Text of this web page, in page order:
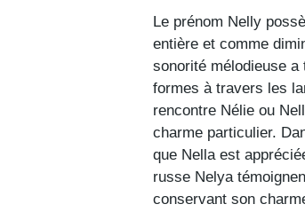
Le prénom Nelly
entière et comme
sonorité mélodieuse
formes à travers les
rencontre Nélie ou
charme particulier.
que Nella est
russe Nelya
conservant son